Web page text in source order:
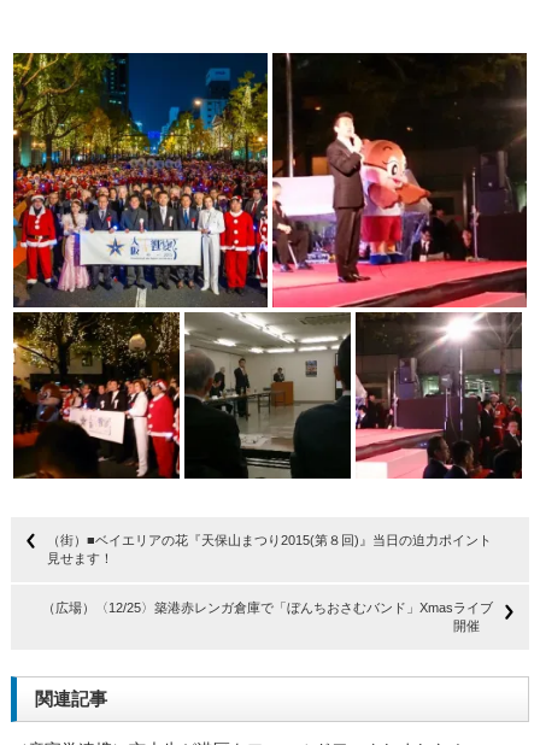
（街）■ベイエリアの花『天保山まつり2015(第８回)』当日の迫力ポイント
見せます！
（広場）〈12/25〉築港赤レンガ倉庫で「ぼんちおさむバンド」Xmasライブ
開催
関連記事